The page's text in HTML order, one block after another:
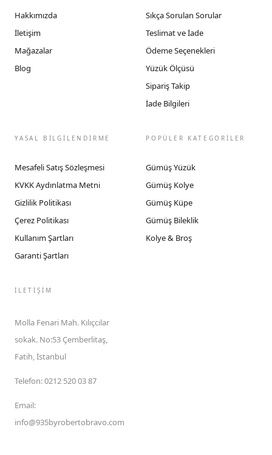
Hakkımızda
İletişim
Mağazalar
Blog
Sıkça Sorulan Sorular
Teslimat ve İade
Ödeme Seçenekleri
Yüzük Ölçüsü
Sipariş Takip
İade Bilgileri
YASAL BİLGİLENDİRME
Mesafeli Satış Sözleşmesi
KVKK Aydınlatma Metni
Gizlilik Politikası
Çerez Politikası
Kullanım Şartları
Garanti Şartları
POPÜLER KATEGORİLER
Gümüş Yüzük
Gümüş Kolye
Gümüş Küpe
Gümüş Bileklik
Kolye & Broş
İLETIŞIM
Molla Fenari Mah. Kılıçcılar
sokak. No:53 Çemberlitaş,
Fatih, İstanbul
Telefon:0212 520 03 87
Email:
info@935byrobertobravo.com